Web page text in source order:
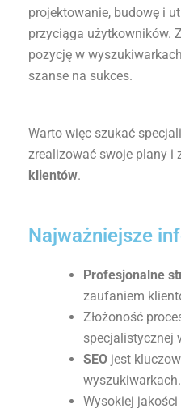
projektowanie, budowę i
przyciąga użytkowników.
pozycję w
szanse na sukces.
Warto więc szukać
zrealizować swoje plany i
klientów.
Najważniejsze
Profesjonalne
zaufaniem
Złożoność
specjalistycznej
SEOjest
wyszukiwarkach.
Wysokiej